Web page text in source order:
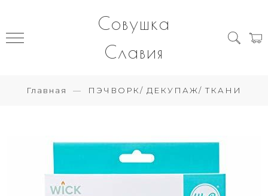
Совушка
Славия
Главная ПЭЧВОРК/ ДЕКУПАЖ/ ТКАНИ